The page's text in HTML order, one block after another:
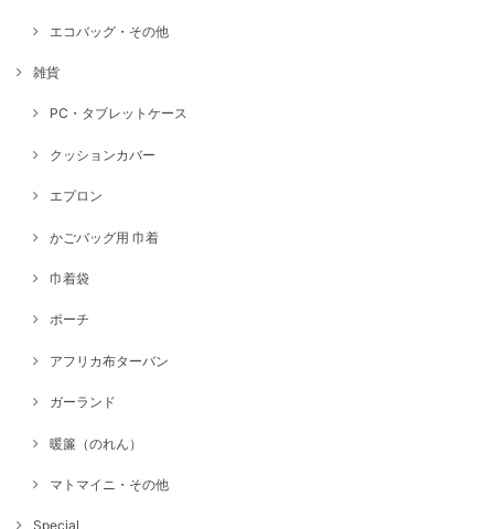
エコバッグ・その他
雑貨
PC・タブレットケース
クッションカバー
エプロン
かごバッグ用 巾着
巾着袋
ポーチ
アフリカ布ターバン
ガーランド
暖簾（のれん）
マトマイニ・その他
Special